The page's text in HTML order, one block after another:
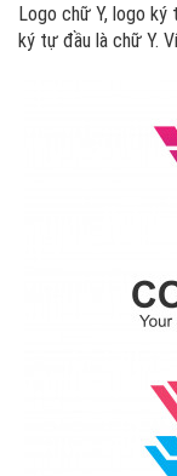
Logo chữ Y, logo
ký tự đầu là chữ Y. Ví